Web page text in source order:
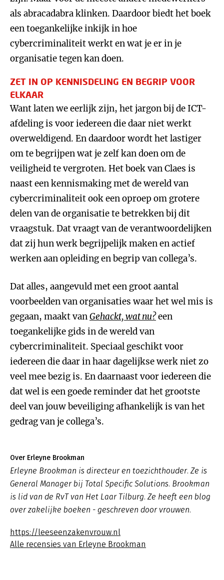
als abracadabra klinken. Daardoor biedt het boek
een toegankelijke inkijk in hoe
cybercriminaliteit werkt en wat je er in je
organisatie tegen kan doen.
ZET IN OP KENNISDELING EN BEGRIP VOOR
ELKAAR
Want laten we eerlijk zijn, het jargon bij de ICT-
afdeling is voor iedereen die daar niet werkt
overweldigend. En daardoor wordt het lastiger
om te begrijpen wat je zelf kan doen om de
veiligheid te vergroten. Het boek van Claes is
naast een kennismaking met de wereld van
cybercriminaliteit ook een oproep om grotere
delen van de organisatie te betrekken bij dit
vraagstuk. Dat vraagt van de verantwoordelijken
dat zij hun werk begrijpelijk maken en actief
werken aan opleiding en begrip van collega’s.
Dat alles, aangevuld met een groot aantal
voorbeelden van organisaties waar het wel mis is
gegaan, maakt vanGehackt, wat nu?een
toegankelijke gids in de wereld van
cybercriminaliteit. Speciaal geschikt voor
iedereen die daar in haar dagelijkse werk niet zo
veel mee bezig is. En daarnaast voor iedereen die
dat wel is een goede reminder dat het grootste
deel van jouw beveiliging afhankelijk is van het
gedrag van je collega’s.
Over Erleyne Brookman
Erleyne Brookman is directeur en toezichthouder. Ze is
General Manager bij Total Specific Solutions. Brookman
is lid van de RvT van Het Laar Tilburg. Ze heeft een blog
over zakelijke boeken - geschreven door vrouwen.
https://leeseenzakenvrouw.nl
Alle recensies van Erleyne Brookman